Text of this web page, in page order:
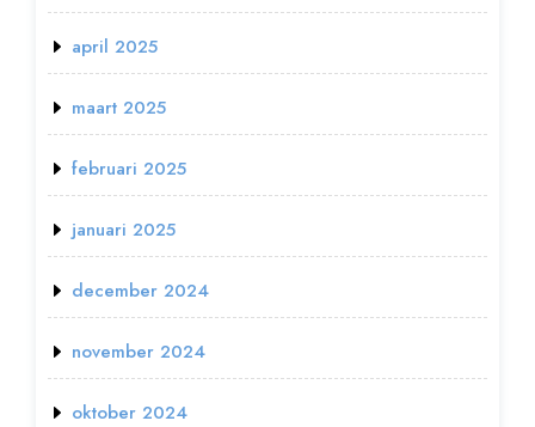
april 2025
maart 2025
februari 2025
januari 2025
december 2024
november 2024
oktober 2024